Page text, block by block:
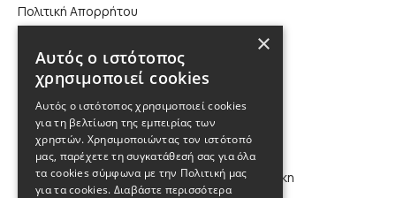
Πολιτική Απορρήτου
210 9880988, 2310 224 460
info@kybosonline.gr
Εθνικής Αμύνης 44, 54621, Θεσσαλονίκη
×
Αυτός ο ιστότοπος
χρησιμοποιεί cookies
Αυτός ο ιστότοπος χρησιμοποιεί cookies
για τη βελτίωση της εμπειρίας των
χρηστών. Χρησιμοποιώντας τον ιστότοπό
μας, παρέχετε τη συγκατάθεσή σας για όλα
τα cookies σύμφωνα με την Πολιτική μας
για τα cookies. Διαβάστε περισσότερα